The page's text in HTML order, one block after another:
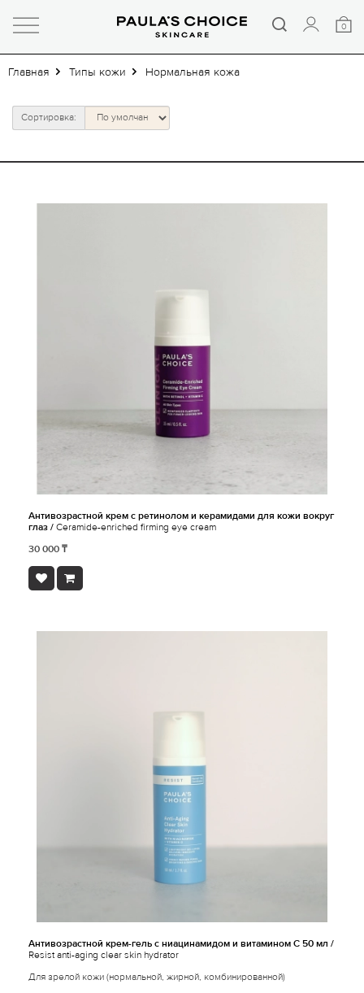
0
Главная Типы кожи Нормальная кожа
Сортировка:
Антивозрастной крем с ретинолом и керамидами для кожи вокруг
глаз / Ceramide-enriched firming eye cream
30 000 ₸
Антивозрастной крем-гель с ниацинамидом и витамином С 50 мл /
Resist anti-aging clear skin hydrator
Для зрелой кожи (нормальной, жирной, комбинированной)